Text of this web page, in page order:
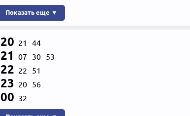
Показать еще ▼
20 21 44
21 07 30 53
22 22 51
23 20 56
00 32